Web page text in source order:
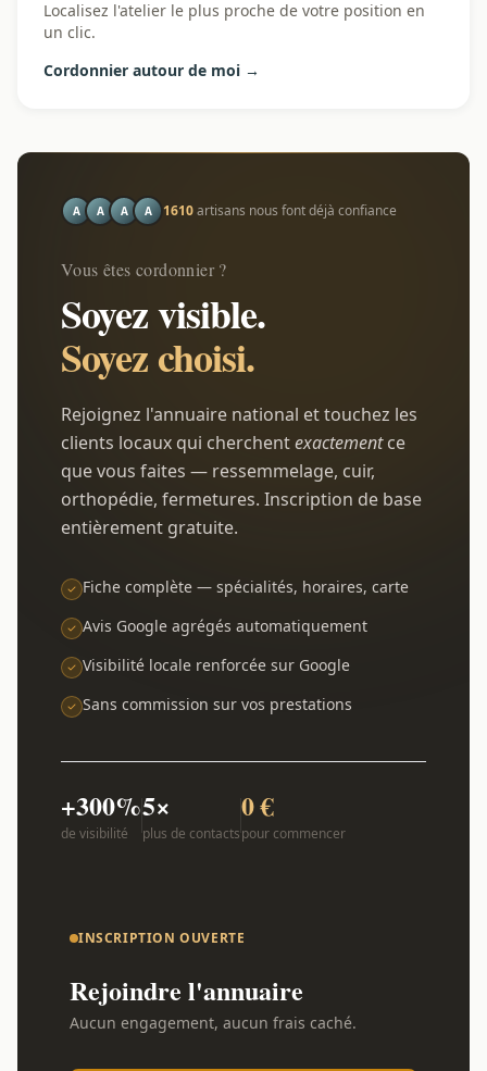
Localisez l'atelier le plus proche de votre position en
un clic.
Cordonnier autour de moi →
A A A A 1610artisans nous font déjà confiance
Vous êtes cordonnier ?
Soyez visible.
Soyez choisi.
Rejoignez l'annuaire national et touchez les
clients locaux qui cherchentexactementce
que vous faites — ressemmelage, cuir,
orthopédie, fermetures. Inscription de base
entièrement gratuite.
Fiche complète — spécialités, horaires, carte
Avis Google agrégés automatiquement
Visibilité locale renforcée sur Google
Sans commission sur vos prestations
+300%
de visibilité
5×
plus de contacts
0 €
pour commencer
INSCRIPTION OUVERTE
Rejoindre l'annuaire
Aucun engagement, aucun frais caché.